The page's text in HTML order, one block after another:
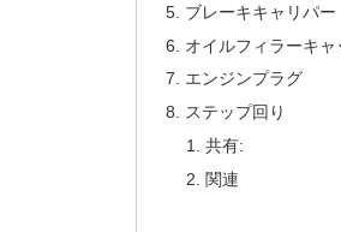
ブレーキキャリパー
オイルフィラーキャ
エンジンプラグ
ステップ回り
共有:
関連